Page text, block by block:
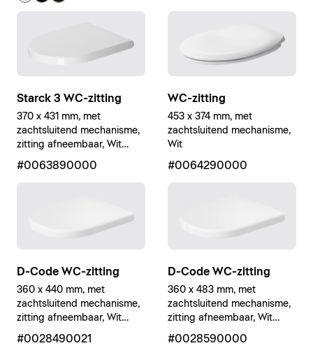
Starck 3 WC-zitting
370 x 431 mm, met
zachtsluitend mechanisme,
zitting afneembaar, Wit
#0063890000
WC-zitting
453 x 374 mm, met
zachtsluitend mechanisme,
Wit
#0064290000
D-Code WC-zitting
360 x 440 mm, met
zachtsluitend mechanisme,
zitting afneembaar, Wit
Hoogglans
#0028490021
D-Code WC-zitting
360 x 483 mm, met
zachtsluitend mechanisme,
zitting afneembaar, Wit
Hoogglans
#0028590000